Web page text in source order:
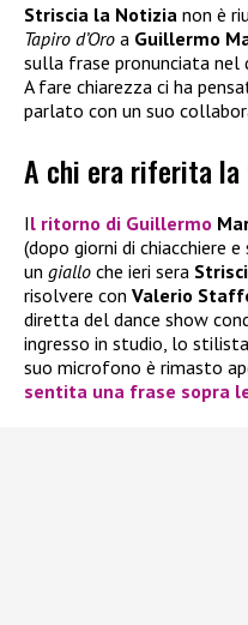
Striscia la Notizia non è
Tapiro d’Oro a Guillermo
sulla frase pronunciata nel
A fare chiarezza ci ha
parlato con un suo
A chi era riferita
Il ritorno di Guillermo
(dopo giorni di chiacchiere
un giallo che ieri sera
risolvere con Valerio
diretta del dance show
ingresso in studio, lo
suo microfono è rimasto
sentita una frase sopra